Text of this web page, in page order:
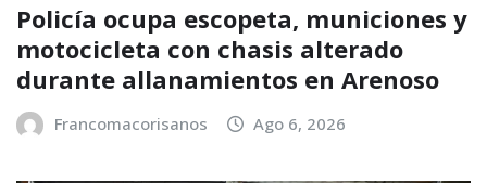
Policía ocupa escopeta, municiones y
motocicleta con chasis alterado
durante allanamientos en Arenoso
Francomacorisanos Ago 6, 2026